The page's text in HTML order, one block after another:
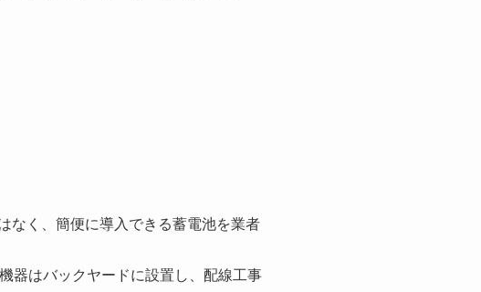
なく、簡便に導入できる蓄電池を業者
器はバックヤードに設置し、配線工事